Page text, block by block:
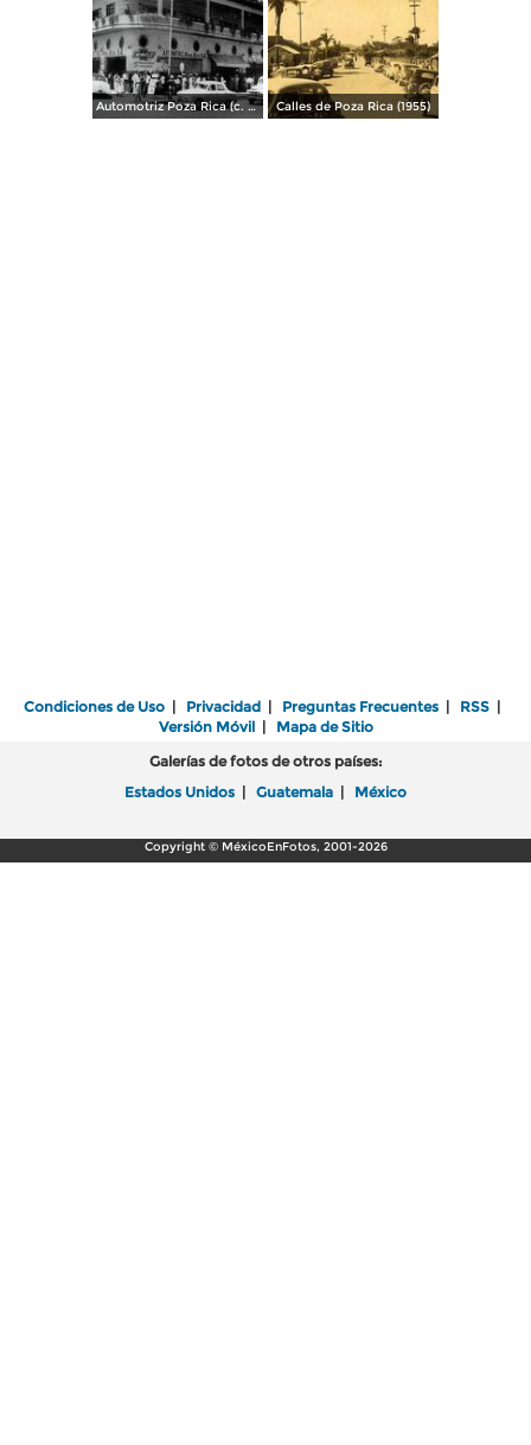
Automotriz Poza Rica (c. 1953) Calles de Poza Rica (1955)
Condiciones de Uso | Privacidad | Preguntas Frecuentes | RSS |
Versión Móvil| Mapa de Sitio
Galerías de fotos de otros países:
Estados Unidos | Guatemala | México
Copyright © MéxicoEnFotos, 2001-2026